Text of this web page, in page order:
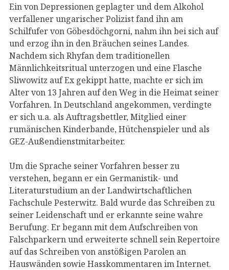
Ein von Depressionen geplagter und dem Alkohol
verfallener ungarischer Polizist fand ihn am
Schilfufer von Göbesdöchgorni, nahm ihn bei sich auf
und erzog ihn in den Bräuchen seines Landes.
Nachdem sich Rhyfan dem traditionellen
Männlichkeitsritual unterzogen und eine Flasche
Sliwowitz auf Ex gekippt hatte, machte er sich im
Alter von 13 Jahren auf den Weg in die Heimat seiner
Vorfahren. In Deutschland angekommen, verdingte
er sich u.a. als Auftragsbettler, Mitglied einer
rumänischen Kinderbande, Hütchenspieler und als
GEZ-Außendienstmitarbeiter.
Um die Sprache seiner Vorfahren besser zu
verstehen, begann er ein Germanistik- und
Literaturstudium an der Landwirtschaftlichen
Fachschule Pesterwitz. Bald wurde das Schreiben zu
seiner Leidenschaft und er erkannte seine wahre
Berufung. Er begann mit dem Aufschreiben von
Falschparkern und erweiterte schnell sein Repertoire
auf das Schreiben von anstößigen Parolen an
Hauswänden sowie Hasskommentaren im Internet.